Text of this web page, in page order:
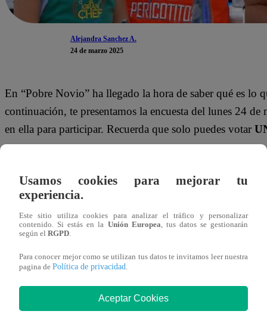
Alejandra Sanchez A.
24 de marzo 2025
En “Pobre Novio” ha llegado la hora de saber qué es lo
continuación, te presentamos la encuesta del lunes 24
en ella para participar. Recuerda que solo puedes votar
Mira AQUÍ el nuevo episodio de
Latina
Usamos cookies para mejorar tu
experiencia.
Este sitio utiliza cookies para analizar el tráfico y personalizar
contenido. Si estás en la Unión Europea, tus datos se gestionarán
según el RGPD.
Para conocer mejor como se utilizan tus datos te invitamos leer nuestra
pagina de Política de privacidad.
Aceptar Cookies